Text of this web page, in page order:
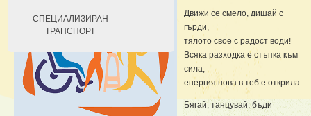
СПЕЦИАЛИЗИРАН
ТРАНСПОРТ
Движи се смело, дишай с
гърди,
тялото свое с радост води!
Всяка разходка е стъпка към
сила,
енергия нова в теб е открила.
Бягай, танцувай, бъди